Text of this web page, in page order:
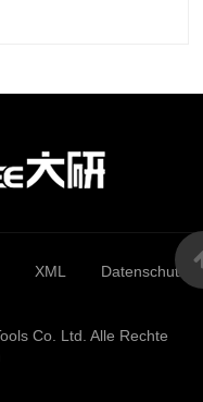
XML
Co. Ltd. Alle Rechte